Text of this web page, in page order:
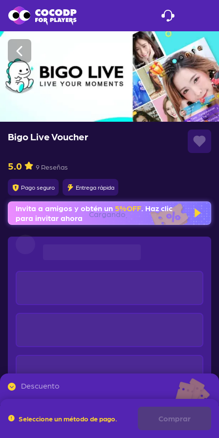
Cargando
Bigo Live Voucher
5.0 9 Reseñas
Pago seguro Entrega rápida
Invita a amigos y obtén un 5%OFF. Haz clic
para invitar ahora
Descuento
Seleccione un método de pago. Comprar